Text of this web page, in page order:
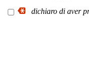
dichiaro di aver